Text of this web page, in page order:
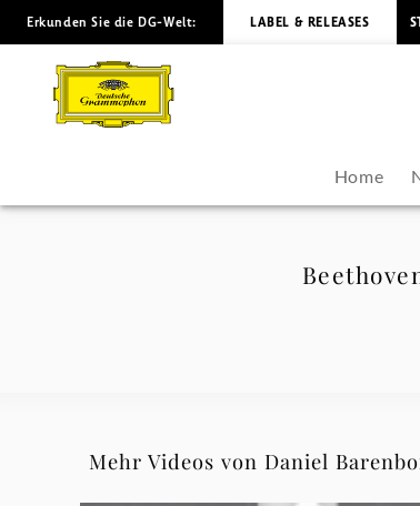
Beethoven
Dokumentation
Deutsche
Erkunden Sie die DG-Welt: LABEL & RELEASES
Home
Mehr Videos von Daniel